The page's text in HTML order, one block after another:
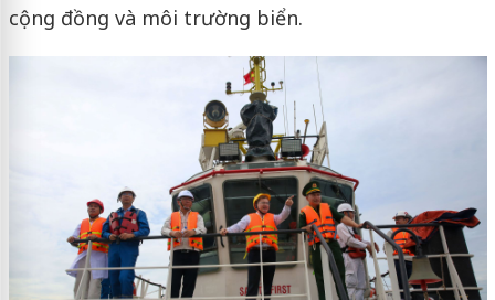
cộng đồng và môi trường biển.